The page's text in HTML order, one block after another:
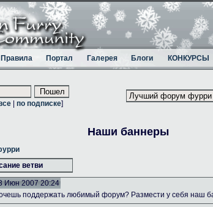
Правила Портал Галерея Блоги КОНКУРСЫ
по подписке]
Наши баннеры
ветви
Июн 2007 20:24
поддержать любимый форум? Размести у себя наш